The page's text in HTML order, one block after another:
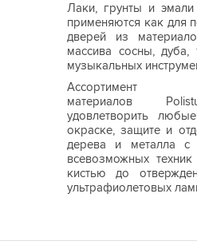
Лаки, грунты и
применяются как для
дверей из
массива сосны,
музыкальных
Ассортимент
материалов
удовлетворить
окраске, защите и
дерева и металла с
всевозможных
кистью до
ультрафиолетовых